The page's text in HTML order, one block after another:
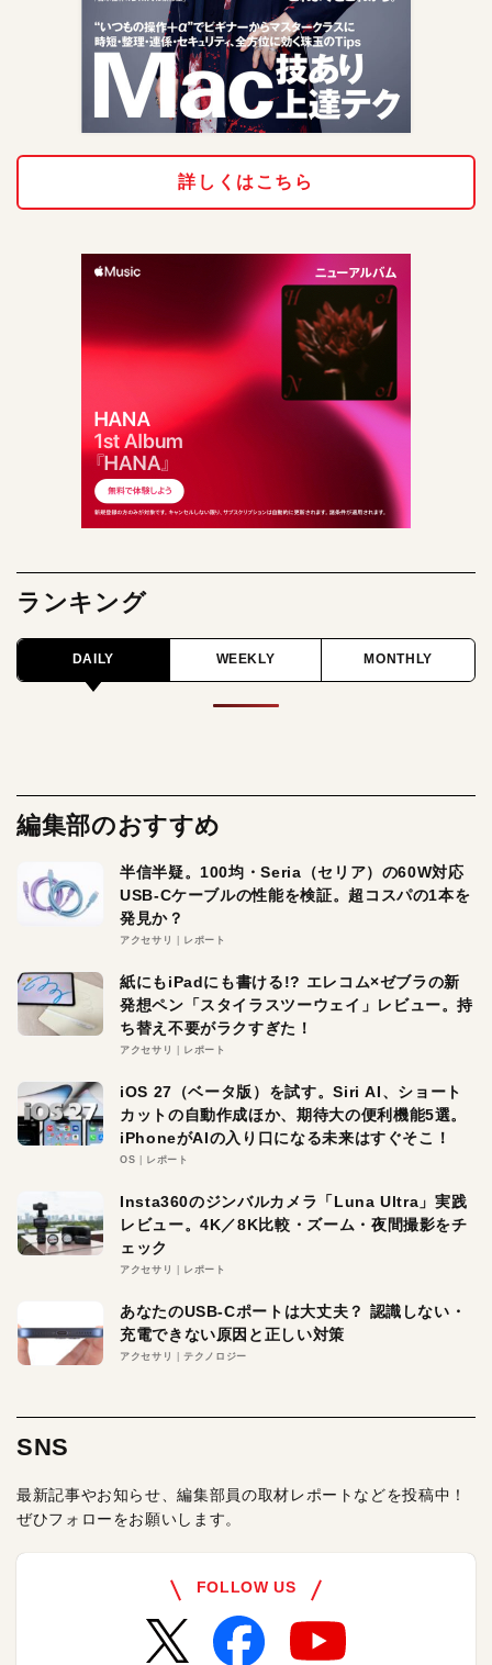
詳しくはこちら
ランキング
DAILY WEEKLY MONTHLY
編集部のおすすめ
半信半疑。100均・Seria（セリア）の60W対応
USB-Cケーブルの性能を検証。超コスパの1本を
発見か？
アクセサリ レポート
紙にもiPadにも書ける!? エレコム×ゼブラの新
発想ペン「スタイラスツーウェイ」レビュー。持
ち替え不要がラクすぎた！
アクセサリ レポート
iOS 27（ベータ版）を試す。Siri AI、ショート
カットの自動作成ほか、期待大の便利機能5選。
iPhoneがAIの入り口になる未来はすぐそこ！
OS レポート
Insta360のジンバルカメラ「Luna Ultra」実践
レビュー。4K／8K比較・ズーム・夜間撮影をチ
ェック
アクセサリ レポート
あなたのUSB-Cポートは大丈夫？ 認識しない・
充電できない原因と正しい対策
アクセサリ テクノロジー
SNS
最新記事やお知らせ、編集部員の取材レポートなどを投稿中！
ぜひフォローをお願いします。
FOLLOW US